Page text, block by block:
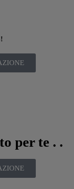
per te . .